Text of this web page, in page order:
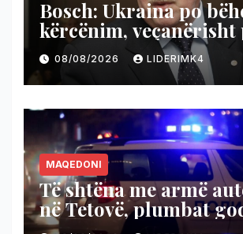
Bosch: Ukraina po
kërcënim, veçanërisht
Kosovën, BE ta
njohjen e Kosovës
08/08/2026 LIDERIMK4
MAQEDONI
Të shtëna me armë
në Tetovë, plumbat
shtëpinë dhe veturën